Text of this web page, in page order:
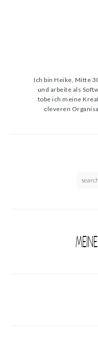
Ich bin Heike, Mitte
und arbeite als
tobe ich meine
cleveren